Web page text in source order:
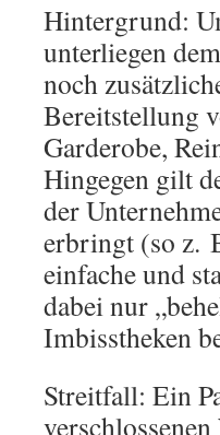
Hintergrund:
unterliegen
noch
Bereitstellung
Garderobe,
Hingegen gilt
der
erbringt (so z.
einfache und
dabei nur
Imbisstheken
Streitfall: Ein